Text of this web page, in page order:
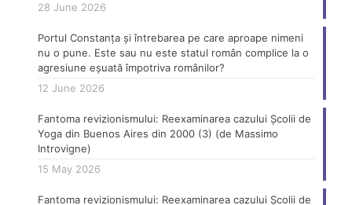
28 June 2026
Portul Constanța și întrebarea pe care aproape nimeni
nu o pune. Este sau nu este statul român complice la o
agresiune eșuată împotriva românilor?
12 June 2026
Fantoma revizionismului: Reexaminarea cazului Școlii de
Yoga din Buenos Aires din 2000 (3) (de Massimo
Introvigne)
15 May 2026
Fantoma revizionismului: Reexaminarea cazului Școlii de